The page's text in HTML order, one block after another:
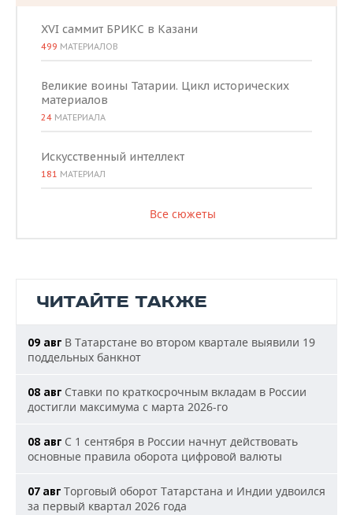
XVI саммит БРИКС в Казани
499 МАТЕРИАЛОВ
Великие воины Татарии. Цикл исторических
материалов
24 МАТЕРИАЛА
Искусственный интеллект
181 МАТЕРИАЛ
Все сюжеты
ЧИТАЙТЕ ТАКЖЕ
09 авг В Татарстане во втором квартале выявили 19
поддельных банкнот
08 авг Ставки по краткосрочным вкладам в России
достигли максимума с марта 2026-го
08 авг С 1 сентября в России начнут действовать
основные правила оборота цифровой валюты
07 авг Торговый оборот Татарстана и Индии удвоился
за первый квартал 2026 года